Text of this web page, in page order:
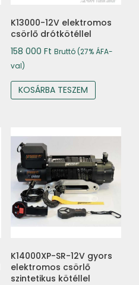
K13000-12V elektromos
csörlő drótkötéllel
158 000 Ft Bruttó (27% ÁFA-
val)
KOSÁRBA TESZEM
K14000XP-SR-12V gyors
elektromos csörlő
szintetikus kötéllel